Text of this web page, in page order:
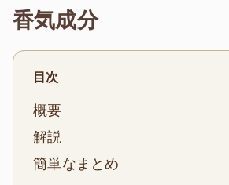
香気成分
目次
概要
解説
簡単なまとめ